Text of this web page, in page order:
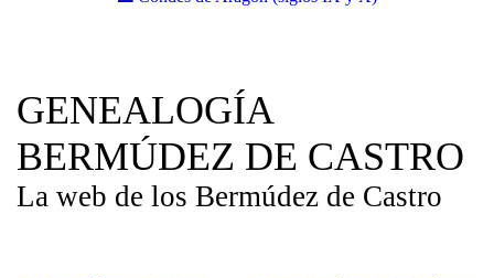
GENEALOGÍA
BERMÚDEZ DE CASTRO
La web de los Bermúdez de Castro